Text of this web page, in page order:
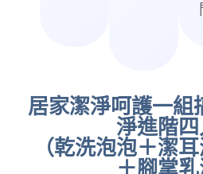
居家潔淨呵護一
淨進階
（乾洗泡泡＋潔
＋腳掌乳